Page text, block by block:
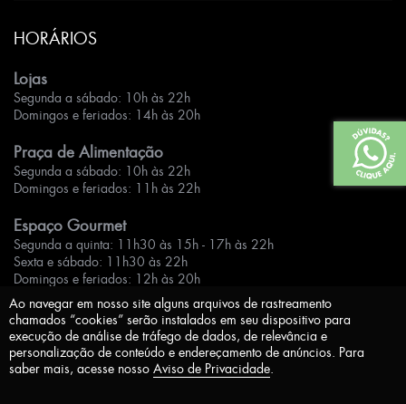
HORÁRIOS
Lojas
Segunda a sábado: 10h às 22h
Domingos e feriados: 14h às 20h
Praça de Alimentação
Segunda a sábado: 10h às 22h
Domingos e feriados: 11h às 22h
Espaço Gourmet
Segunda a quinta: 11h30 às 15h - 17h às 22h
Sexta e sábado: 11h30 às 22h
Domingos e feriados: 12h às 20h
Aviso de Privacidade
Ao navegar em nosso site alguns arquivos de rastreamento
chamados “cookies” serão instalados em seu dispositivo para
execução de análise de tráfego de dados, de relevância e
personalização de conteúdo e endereçamento de anúncios. Para
saber mais, acesse nosso Aviso de Privacidade.